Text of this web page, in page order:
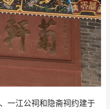
江公祠和隐斋祠约建于